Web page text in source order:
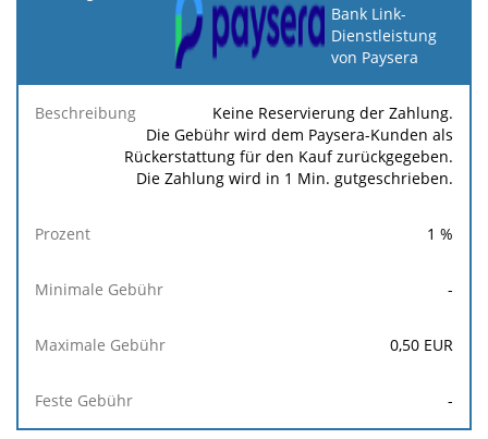
Prozent
Minimale
Maximale
Gebühr
Bank Link-
Dienstleistung
von Paysera
Keine Reservierung der Zahlung.
Die Gebühr wird dem Paysera-Kunden als
Rückerstattung für den Kauf zurückgegeben.
Die Zahlung wird in 1 Min. gutgeschrieben.
1 %
-
0,50 EUR
-